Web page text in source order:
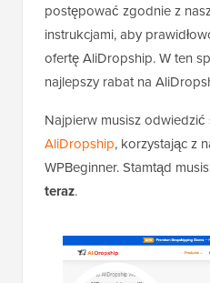
postępować zgodnie z
instrukcjami, aby
ofertę AliDropship. W ten
najlepszy rabat na
Najpierw musisz
AliDropship, korzystając z
WPBeginner. Stamtąd
teraz.